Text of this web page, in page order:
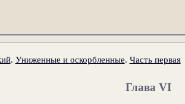
. Униженные и оскорбленные. Часть первая
Глава VI